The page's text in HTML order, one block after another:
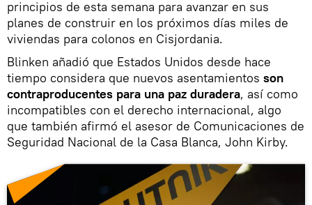
principios de esta semana para avanzar en sus
planes de construir en los próximos días miles de
viviendas para colonos en Cisjordania.
Blinken añadió que Estados Unidos desde hace
tiempo considera que nuevos asentamientos son
contraproducentes para una paz duradera, así como
incompatibles con el derecho internacional, algo
que también afirmó el asesor de Comunicaciones de
Seguridad Nacional de la Casa Blanca, John Kirby.